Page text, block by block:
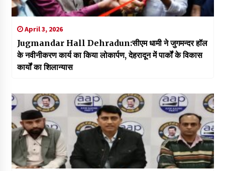
April 3, 2026
Jugmandar Hall Dehradun:सीएम धामी ने जुगमन्दर हॉल
के नवीनीकरण कार्य का किया लोकार्पण, देहरादून में पार्कों के विकास
कार्यों का शिलान्यास